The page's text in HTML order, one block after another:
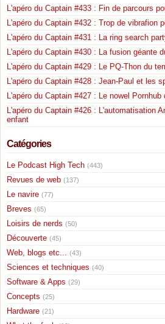
L'apéro du Captain #433 : Fin de parcours
L'apéro du Captain #432 : Trop de vibrafion
L'apéro du Captain #431 : La ring search
L'apéro du Captain #430 : La fusion géante
L'apéro du Captain #429 : Le PQ-Thon du
L'apéro du Captain #428 : Jean-Paul et les
L'apéro du Captain #427 : Le nowel
L'apéro du Captain #426 : L'automatisation
enfant
Catégories
Le Podcast High Tech (443)
Revues de web (137)
Le navire (77)
Breves (65)
Loisirs de nerds (50)
Découverte (45)
Web, blogs etc... (43)
Sciences et techniques (40)
Software & Apps (29)
Concepts (25)
Hardware (21)